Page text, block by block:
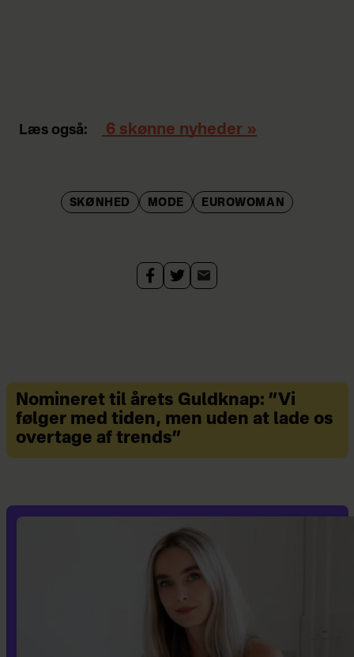
Læs også: 6 skønne nyheder »
SKØNHED MODE EUROWOMAN
Nomineret til årets Guldknap: ”Vi
følger med tiden, men uden at lade os
overtage af trends”